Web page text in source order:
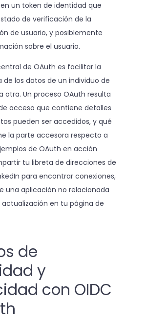
un token de identidad que
de verificación de la
de usuario, y posiblemente
sobre el usuario.
de OAuth es facilitar la
de los datos de un individuo de
otra. Un proceso OAuth resulta
acceso que contiene detalles
pueden ser accedidos, y qué
la parte accesora respecto a
de OAuth en acción
tu libreta de direcciones de
para encontrar conexiones,
una aplicación no relacionada
en tu página de
de
y
con OIDC